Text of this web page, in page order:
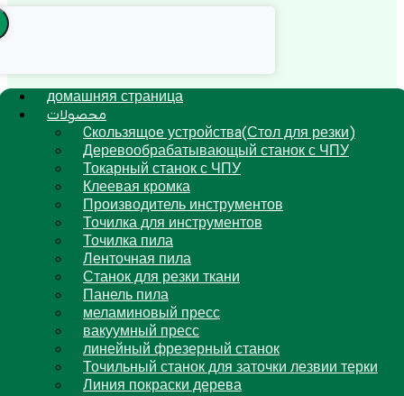
домашняя страница
محصولات
Cкользящoe устройствa(Стол для резки)
Деревообрабатывающый станок с ЧПУ
Токарный станок с ЧПУ
Клеевая кромка
Производитель инструментов
Точилка для инструментов
Точилка пила
Ленточная пила
Станок для резки ткани
Панель пила
меламиновый пресс
вакуумный пресс
линейный фрезерный станок
Точильный станок для заточки лезвии терки
Линия покраски дерева